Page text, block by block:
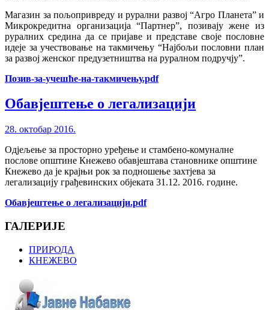
Магазин за пољопривреду и рурални развој “Агро Планета” и
Микрокредитна организација “Партнер”, позивају жене из
руралних средина да се пријаве и предстaве своје пословне
идеје за учествовање на такмичењу “Најбољи пословни план
за развој женског предузетништва на руралном подручју”.
Позив-за-учешће-на-такмичењу.pdf
Обавјештење о легализацији
28. октобар 2016.
Одјељење за просторно уређење и стамбено-комуналне
послове општине Кнежево обавјештава становнике општине
Кнежево да је крајњи рок за подношење захтјева за
легализацију грађевинских објеката 31.12. 2016. године.
Обавјештење о легализацији.pdf
ГАЛЕРИЈЕ
ПРИРОДА
КНЕЖЕВО